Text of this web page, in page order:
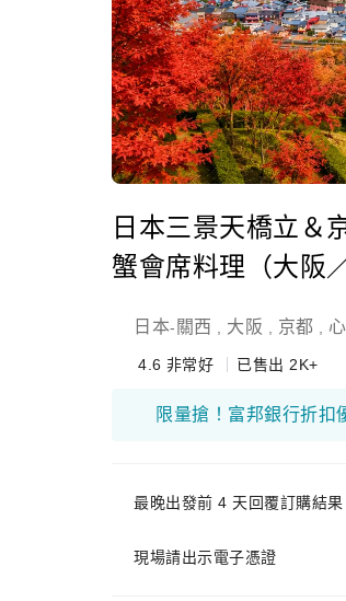
日本三景天橋立＆
蟹會席料理（大阪
日本- 關西 大阪 京都
4.6 非常好 已售出 2K+
最晚出發前 4 天回覆訂購結果
現場請出示電子憑證